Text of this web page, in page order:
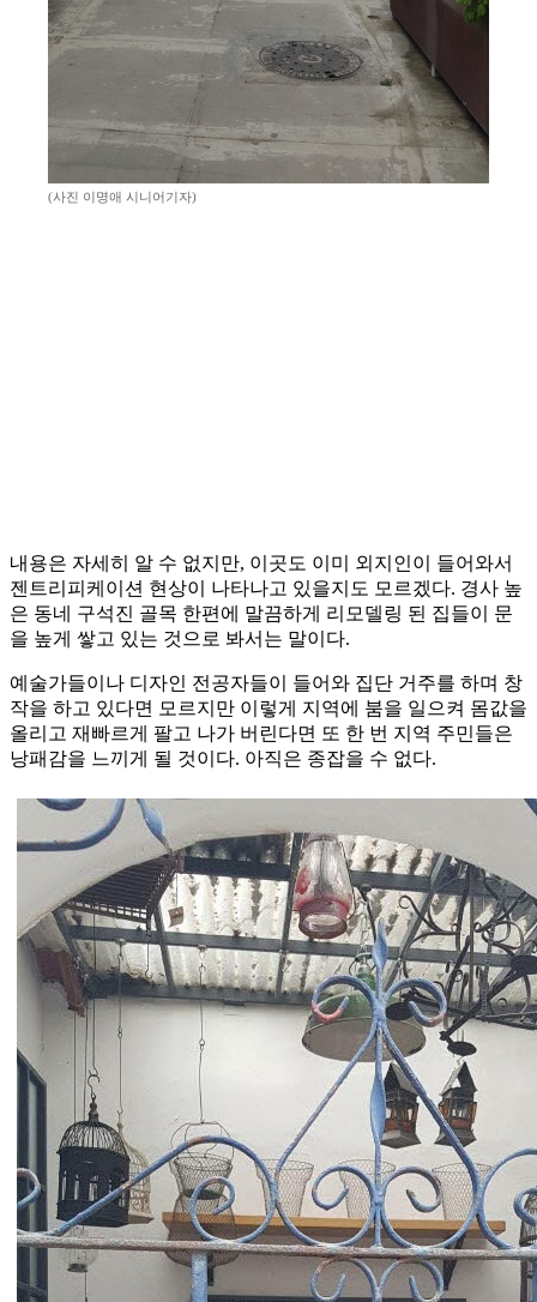
(사진 이명애 시니어기자)
내용은 자세히 알 수 없지만, 이곳도 이미 외지인이 들어와서
젠트리피케이션 현상이 나타나고 있을지도 모르겠다. 경사 높
은 동네 구석진 골목 한편에 말끔하게 리모델링 된 집들이 문
을 높게 쌓고 있는 것으로 봐서는 말이다.
예술가들이나 디자인 전공자들이 들어와 집단 거주를 하며 창
작을 하고 있다면 모르지만 이렇게 지역에 붐을 일으켜 몸값을
올리고 재빠르게 팔고 나가 버린다면 또 한 번 지역 주민들은
낭패감을 느끼게 될 것이다. 아직은 종잡을 수 없다.